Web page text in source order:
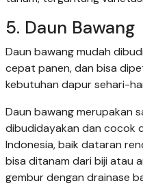
5. Daun Bawang
Daun bawang mudah
cepat panen, dan bisa
kebutuhan dapur sehari-
Daun bawang merupakan
dibudidayakan dan cocok
Indonesia, baik dataran
bisa ditanam dari biji atau
gembur dengan drainase